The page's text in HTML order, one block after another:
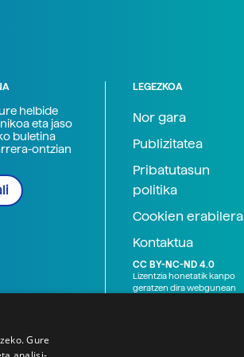
helbide
eta jaso
buletina
ontzian
LEGEZKOA
Nor gara
Publizitatea
Pribatutasun
politika
Cookien erabilera
Kontaktua
CC BY-NC-ND 4.0
Lizentzia honetatik kanpo
geratzen dira webgunean
Gure